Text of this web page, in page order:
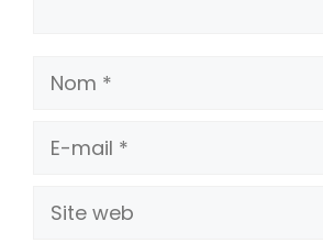
Nom
E-
Site